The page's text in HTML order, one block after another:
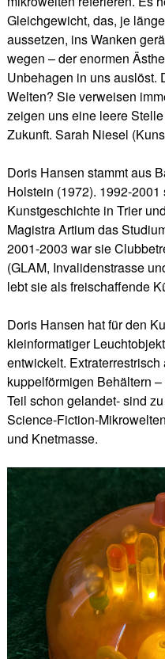
Gleichgewicht, das, je
aussetzen, ins Wanken
wegen – der enormen
Unbehagen in uns auslöst.
Welten? Sie verweisen
zeigen uns eine leere
Zukunft. Sarah Niesel
Doris Hansen stammt aus
Holstein (1972). 1992-
Kunstgeschichte in Trier
Magistra Artium das
2001-2003 war sie
(GLAM, Invalidenstrasse
lebt sie als freischaffende
Doris Hansen hat für den
kleinformatiger
entwickelt.
kuppelförmigen Behältern
Teil schon gelandet- sind
Science-Fiction-
und Knetmasse.